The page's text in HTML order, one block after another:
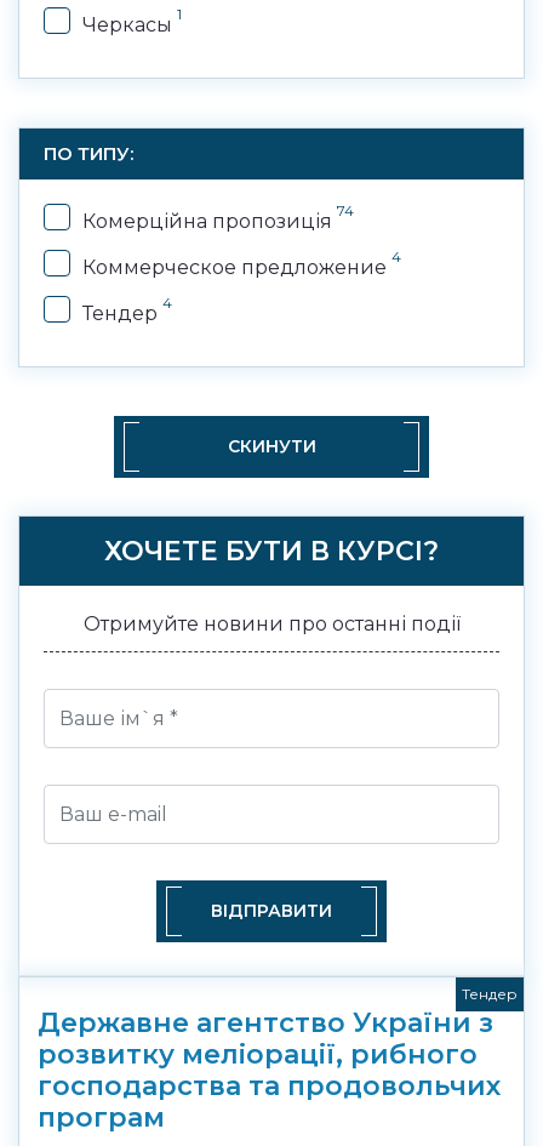
Черкасы 1
ПО ТИПУ:
Комерційна пропозиція 74
Коммерческое предложение 4
Тендер 4
СКИНУТИ
ХОЧЕТЕ БУТИ В КУРСІ?
Отримуйте новини про останні події
ВІДПРАВИТИ
Державне агентство України з
розвитку меліорації, рибного
господарства та продовольчих
програм
Тендер